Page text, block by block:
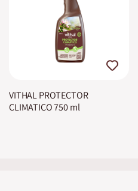
VITHAL PROTECTOR
CLIMATICO 750 ml